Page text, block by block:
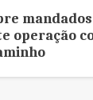
operação